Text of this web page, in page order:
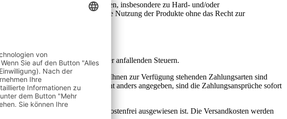
ergebenden Beschränkungen, insbesondere zu Hard- und/oder
nur die private und gewerbliche Nutzung der Produkte ohne das Recht zur
einschließlich aller anfallenden Steuern.
den Kauf auf Rechnung an. Die Ihnen zur Verfügung stehenden Zahlungsarten sind
einzelnen Zahlungsarten nicht anders angegeben, sind die Zahlungsansprüche sofort
Artikel nicht als versandkostenfrei ausgewiesen ist. Die Versandkosten werden